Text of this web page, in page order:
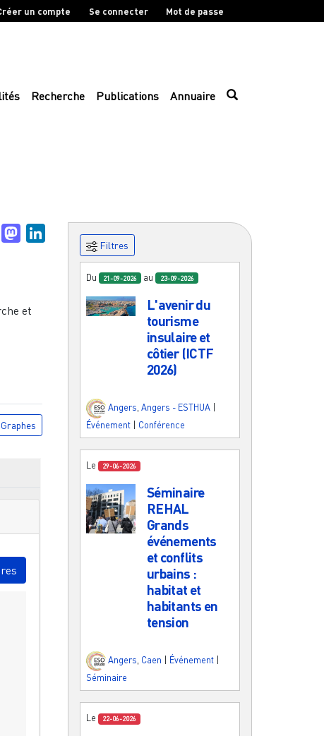
un compte Se connecter Mot de passe
Recherche Publications Annuaire
BlueskyMastodonLinkedIn
et
Filtres
Du 21-09-2026 au 23-09-2026
L'avenir du
tourisme
insulaire et
côtier (ICTF
2026)
Angers Angers - ESTHUA
Événement
Conférence
Le 29-06-2026
Séminaire
REHAL
Grands
événements
et conflits
urbains :
habitat et
habitants en
tension
Angers, Caen Événement
Séminaire
Le 22-06-2026